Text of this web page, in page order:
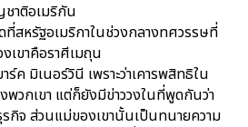
าติอเมริกัน
ที่สหรัฐอเมริกาในช่วงกลางทศวรรษที่
เขาคือราศีเมถุน
ค มิเนอร์วินี เพราะว่าเคารพสิทธิใน
พวกเขา แต่ก็ยังมีข่าววงในที่พูดกันว่า
กิจ ส่วนแม่ของเขานั้นเป็นทนายความ